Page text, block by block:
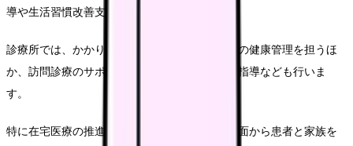
導や生活習慣改善支援を行っています。
診療所では、かかりつけ医と連携して地域住民の健康管理を担うほ
か、訪問診療のサポートや在宅療養患者の生活指導なども行いま
す。
特に在宅医療の推進において、医療と生活の両面から患者と家族を